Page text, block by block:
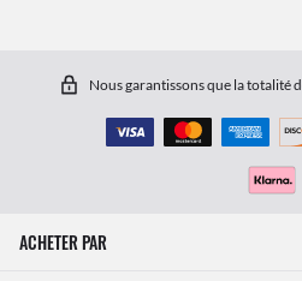
Nous garantissons que la totalité
ACHETER PAR